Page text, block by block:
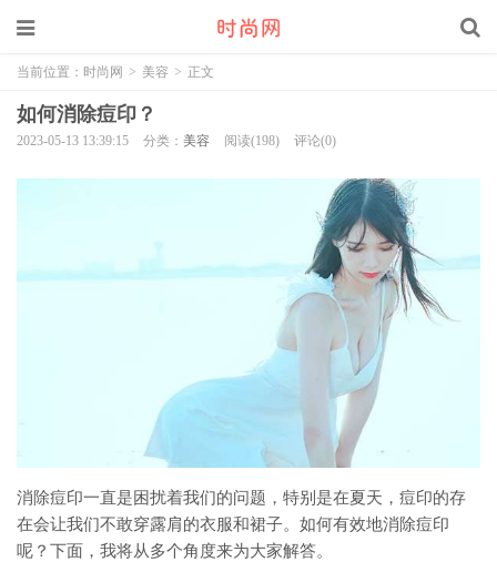
当前位置： 时尚网 > 美容 > 正文
如何消除痘印？
2023-05-13 13:39:15 分类： 美容 阅读(198) 评论(0)
消除痘印一直是困扰着我们的问题，特别是在夏天，痘印的存
在会让我们不敢穿露肩的衣服和裙子。如何有效地消除痘印
呢？下面，我将从多个角度来为大家解答。